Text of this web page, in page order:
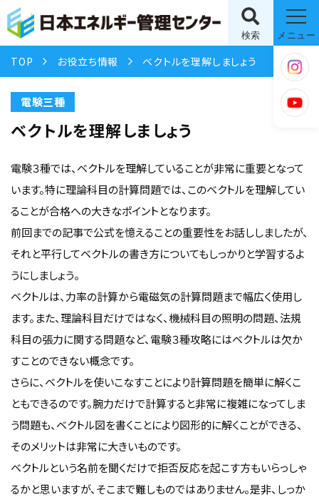
検索 メニュー
TOP お役立ち情報 ベクトルを理解しましょう
電験三種
ベクトルを理解しましょう
電験３種では、ベクトルを理解していることが非常に重要となって
います。特に理論科目の計算問題では、このベクトルを理解してい
ることが合格への大きなポイントとなります。
前回までの記事で公式を憶えることの重要性をお話ししましたが、
それと平行してベクトルの書き方についてもしっかりと学習するよ
うにしましょう。
ベクトルは、力率の計算から電磁気の計算問題まで幅広く使用し
ます。また、理論科目だけではなく、機械科目の照明の問題、法規
科目の張力に関する問題など、電験３種攻略にはベクトルは欠か
すことのできない概念です。
さらに、ベクトルを使いこなすことにより計算問題を簡単に解くこ
ともできるのです。腕力だけで計算すると非常に複雑になってしま
う問題も、ベクトル図を書くことにより図形的に解くことができる、
そのメリットは非常に大きいものです。
ベクトルという名前を聞くだけで拒否反応を起こす方もいらっしゃ
るかと思いますが、そこまで難しものではありません。是非、しっか